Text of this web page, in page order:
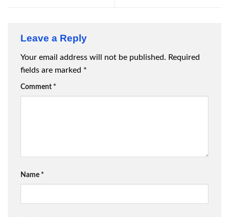
Leave a Reply
Your email address will not be published. Required
fields are marked *
Comment *
Name *